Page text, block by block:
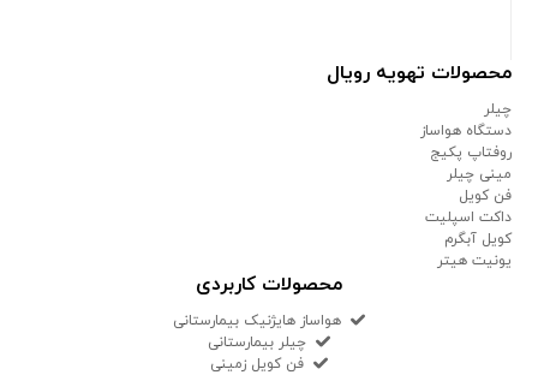
محصولات تهویه رویال
چیلر
دستگاه هواساز
روفتاپ پکیج
مینی چیلر
فن کویل
داکت اسپلیت
کویل آبگرم
یونیت هیتر
محصولات کاربردی
هواساز هایژنیک بیمارستانی
چیلر بیمارستانی
فن کویل زمینی